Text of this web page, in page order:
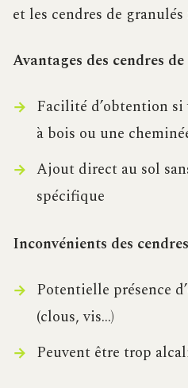
et les cendres de granulés
Avantages des cendres
Facilité d’obtention si
à bois ou une
Ajout direct au sol
spécifique
Inconvénients des
Potentielle présence
(clous, vis…)
Peuvent être trop